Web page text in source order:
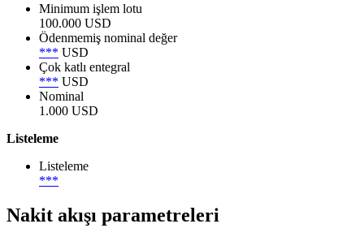
Minimum işlem lotu
100.000 USD
Ödenmemiş nominal değer
*** USD
Çok katlı entegral
*** USD
Nominal
1.000 USD
Listeleme
Listeleme
***
Nakit akışı parametreleri